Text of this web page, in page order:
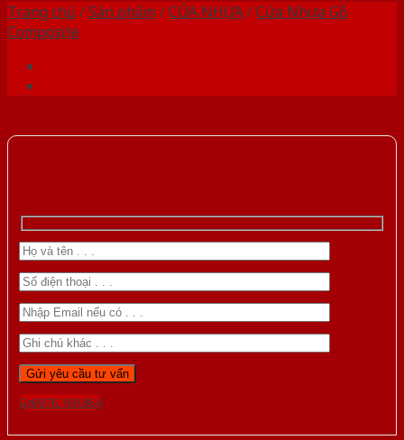
Trang chủ /Sản phẩm /CỬA NHỰA/Cửa Nhựa Gỗ
Composite
Gọi 0976.169.864